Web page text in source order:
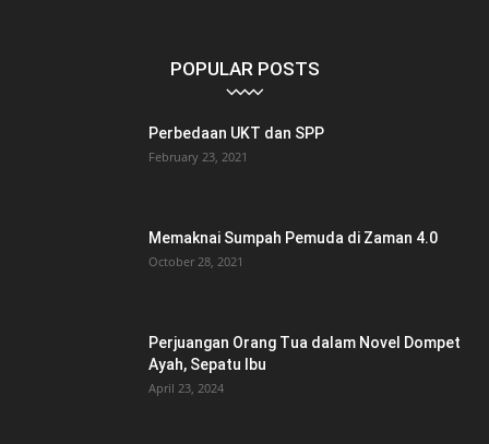
POPULAR POSTS
Perbedaan UKT dan SPP
February 23, 2021
Memaknai Sumpah Pemuda di Zaman 4.0
October 28, 2021
Perjuangan Orang Tua dalam Novel Dompet
Ayah, Sepatu Ibu
April 23, 2024